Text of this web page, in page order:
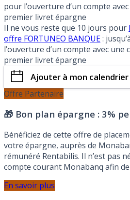
pour l’ouverture d’un compte
premier livret épargne
Il ne vous reste que 10 jours pour
offre FORTUNEO BANQUE:
l’ouverture d’un compte avec une
premier livret épargne
Ajouter à mon calendrier
Offre Partenaire
🎁 Bon plan épargne : 3%
Bénéficiez de cette offre de
votre épargne, auprès de
rémunéré Rentabilis. Il n’est pas
compte courant Monabanq afin
En savoir plus